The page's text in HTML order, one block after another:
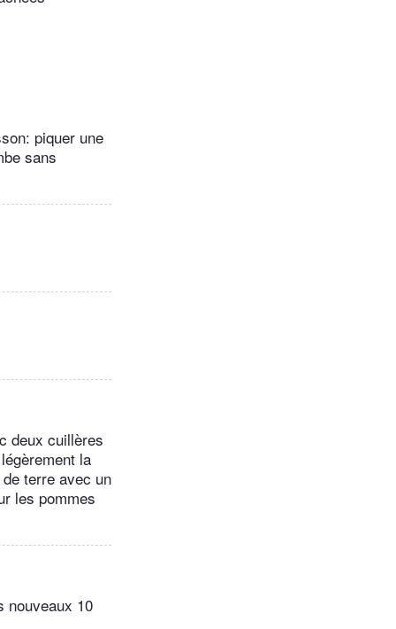
piquer une
sans
deux cuillères
la
terre avec un
les pommes
nouveaux 10